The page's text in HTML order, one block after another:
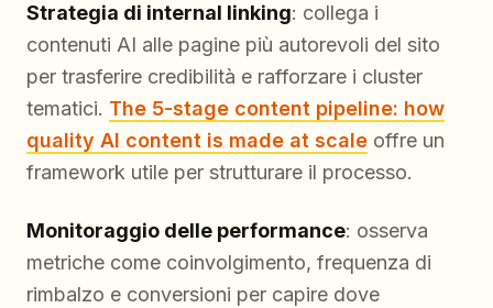
Strategia di internal linking: collega i
contenuti AI alle pagine più autorevoli del sito
per trasferire credibilità e rafforzare i cluster
tematici. The 5-stage content pipeline: how
quality AI content is made at scale offre un
framework utile per strutturare il processo.
Monitoraggio delle performance: osserva
metriche come coinvolgimento, frequenza di
rimbalzo e conversioni per capire dove